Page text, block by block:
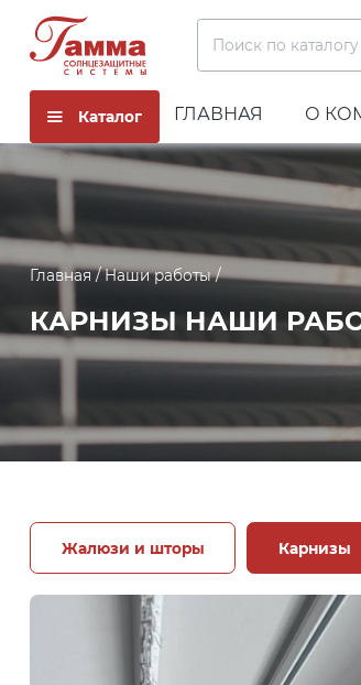
Поиск по каталогу
Каталог ГЛАВНАЯ О
Главная Наши работы
КАРНИЗЫ НАШИ
Жалюзи и шторы Карнизы